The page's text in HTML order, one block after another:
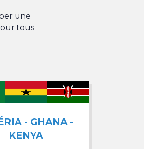
une
tous
- GHANA -
KENYA